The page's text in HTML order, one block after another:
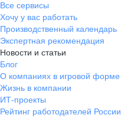
Все сервисы
Хочу у вас работать
Производственный календарь
Экспертная рекомендация
Новости и статьи
Блог
О компаниях в игровой форме
Жизнь в компании
ИТ-проекты
Рейтинг работодателей России